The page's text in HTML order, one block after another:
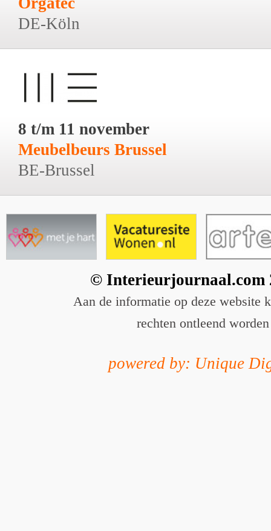
DE-Köln
8 t/m 11 november
Meubelbeurs Brussel
BE-Brussel
© Interieurjournaal.com
Aan de informatie op deze website
rechten ontleend worden
powered by: Unique